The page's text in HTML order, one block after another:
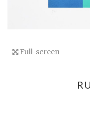
Full-screen